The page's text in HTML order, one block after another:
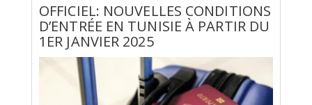
OFFICIEL: NOUVELLES CONDITIONS
D’ENTRÉE EN TUNISIE À PARTIR DU
1ER JANVIER 2025